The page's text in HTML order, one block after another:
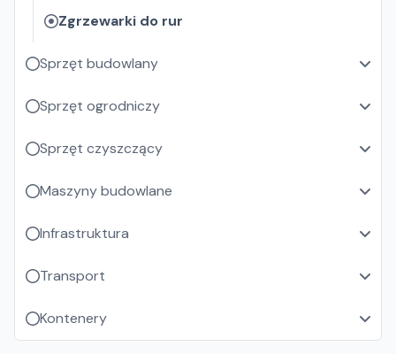
Zgrzewarki do rur
Sprzęt budowlany
Sprzęt ogrodniczy
Sprzęt czyszczący
Maszyny budowlane
Infrastruktura
Transport
Kontenery